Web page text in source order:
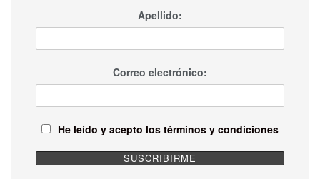
Apellido:
Correo electrónico:
He leído y acepto los términos y condiciones